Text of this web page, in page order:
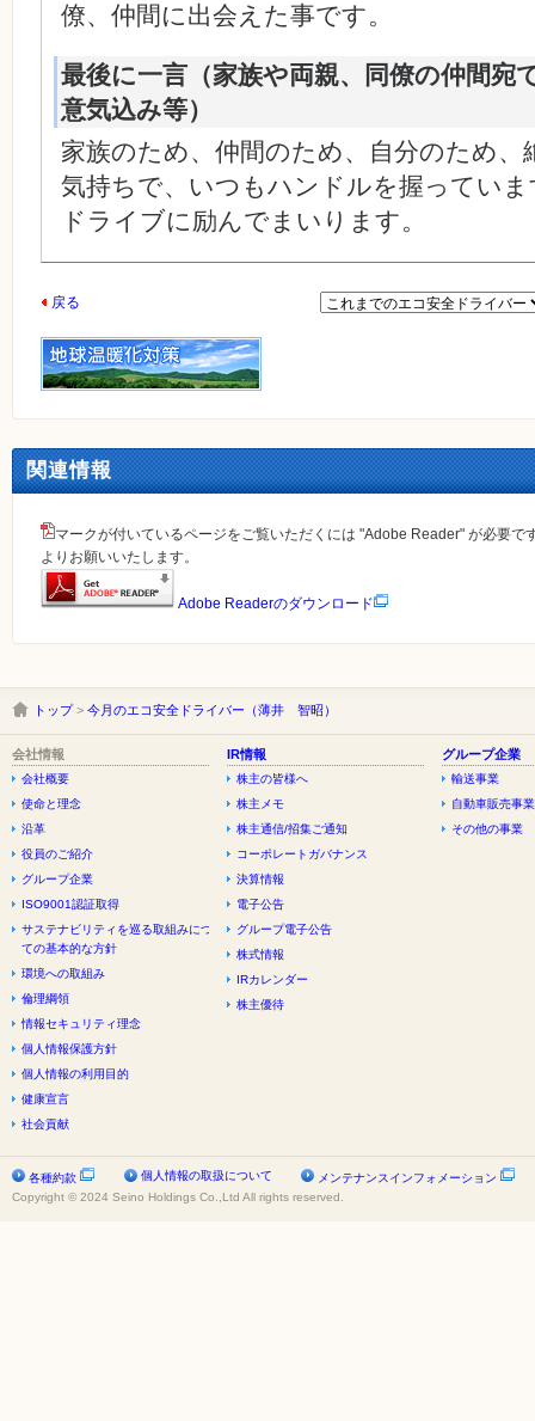
僚、仲間に出会えた事です。
最後に一言（家族や両親、同僚の仲間宛
意気込み等）
家族のため、仲間のため、自分のため
気持ちで、いつもハンドルを握ってい
ドライブに励んでまいります。
戻る
関連情報
マークが付いているページをご覧いただくには "Adobe Reader" が必要
よりお願いいたします。
Adobe Readerのダウンロード
トップ> 今月のエコ安全ドライバー（薄井 智昭）
会社情報
会社概要
使命と理念
沿革
役員のご紹介
グループ企業
ISO9001認証取得
サステナビリティを巡る取組みについ
ての基本的な方針
環境への取組み
倫理綱領
情報セキュリティ理念
個人情報保護方針
個人情報の利用目的
健康宣言
社会貢献
IR情報
株主の皆様へ
株主メモ
株主通信/招集ご通知
コーポレートガバナンス
決算情報
電子公告
グループ電子公告
株式情報
IRカレンダー
株主優待
グループ企業
輸送事業
自動車販売事業
その他の事業
各種約款 個人情報の取扱について
メンテナンスインフォメーション
Copyright © 2024 Seino Holdings Co.,Ltd All rights reserved.